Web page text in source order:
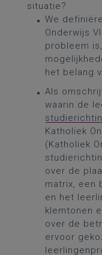
situatie?
We
Onderwijs
probleem
het belang
Als
waarin de
Katholiek
(Katholiek
over de
matrix, een
en het
klemtonen
over de
ervoor